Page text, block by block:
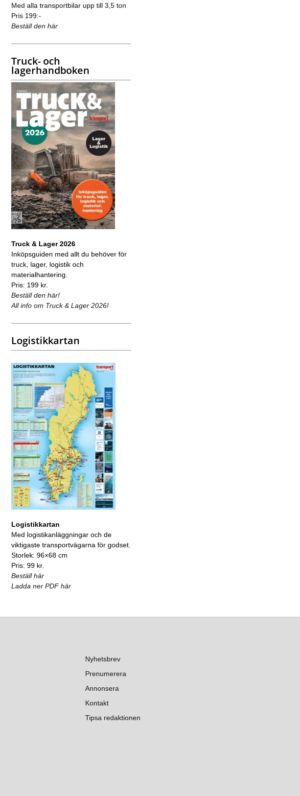
Med alla transportbilar upp till 3,5 ton
Pris 199:-
Beställ den här
Truck- och
lagerhandboken
Truck & Lager 2026
Inköpsguiden med allt du behöver för
truck, lager, logistik och
materialhantering.
Pris: 199 kr.
Beställ den här!
All info om Truck & Lager 2026!
Logistikkartan
Logistikkartan
Med logistikanläggningar och de
viktigaste transportvägarna för godset.
Storlek: 96×68 cm
Pris: 99 kr.
Beställ här
Ladda ner PDF här
Nyhetsbrev
Prenumerera
Annonsera
Kontakt
Tipsa redaktionen